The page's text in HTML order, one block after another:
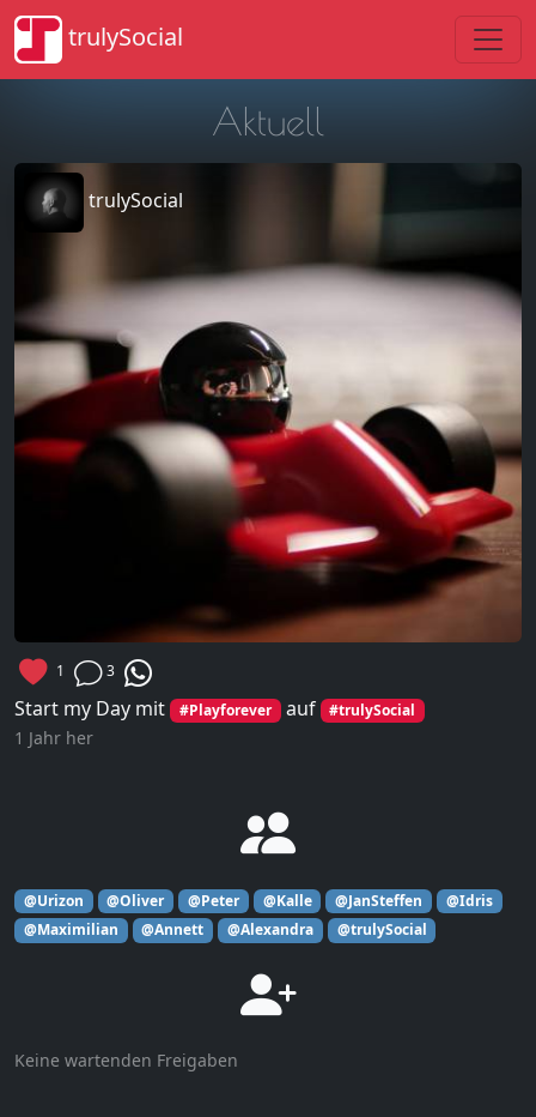
trulySocial
Aktuell
trulySocial
1 3
Start my Day mit #Playforever auf #trulySocial
1 Jahr her
@Urizon @Oliver @Peter @Kalle @JanSteffen
@Idris
@Maximilian
@Annett @Alexandra @trulySocial
Keine wartenden Freigaben